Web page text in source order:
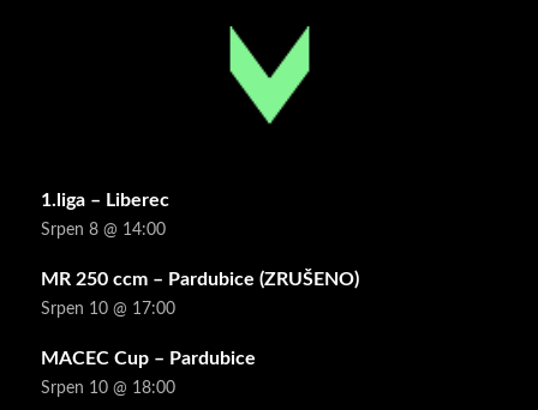
1.liga – Liberec
Srpen 8 @ 14:00
MR 250 ccm – Pardubice (ZRUŠENO)
Srpen 10 @ 17:00
MACEC Cup – Pardubice
Srpen 10 @ 18:00